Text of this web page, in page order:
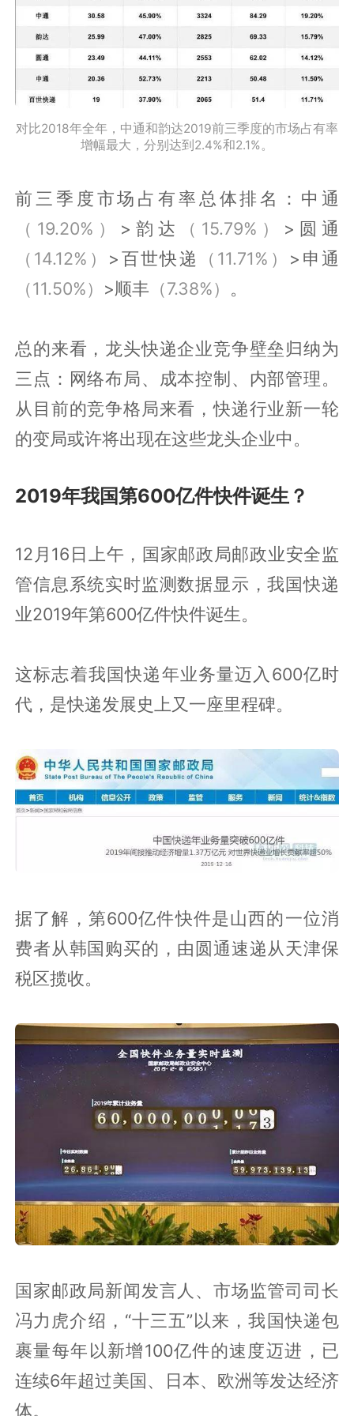
对比2018年全年，中通和韵达2019前三季度的市场占有率
增幅最大，分别达到2.4%和2.1%。
前三季度市场占有率总体排名：中通
（19.20%） >韵达 （15.79%） >圆通
（14.12%） >百世快递 （11.71%） >申通
（11.50%） >顺丰 （7.38%） 。
总的来看，龙头快递企业竞争壁垒归纳为
三点：网络布局、成本控制、内部管理。
从目前的竞争格局来看，快递行业新一轮
的变局或许将出现在这些龙头企业中。
2019年我国第600亿件快件诞生？
12月16日上午，国家邮政局邮政业安全监
管信息系统实时监测数据显示，我国快递
业2019年第600亿件快件诞生。
这标志着我国快递年业务量迈入600亿时
代，是快递发展史上又一座里程碑。
据了解，第600亿件快件是山西的一位消
费者从韩国购买的，由圆通速递从天津保
税区揽收。
国家邮政局新闻发言人、市场监管司司长
冯力虎介绍，“十三五”以来，我国快递包
裹量每年以新增100亿件的速度迈进，已
连续6年超过美国、日本、欧洲等发达经济
体。